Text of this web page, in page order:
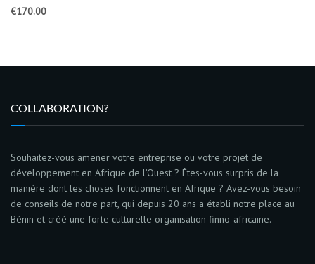
€170.00
COLLABORATION?
Souhaitez-vous amener votre entreprise ou votre projet de
développement en Afrique de l’Ouest ? Êtes-vous surpris de la
manière dont les choses fonctionnent en Afrique ? Avez-vous besoin
de conseils de notre part, qui depuis 20 ans a établi notre place au
Bénin et créé une forte culturelle organisation finno-africaine.